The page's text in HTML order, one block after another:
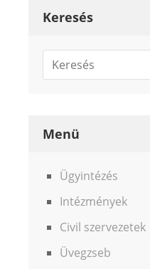
Keresés
Menü
Ügyintézés
Intézmények
Civil szervezetek
Üvegzseb